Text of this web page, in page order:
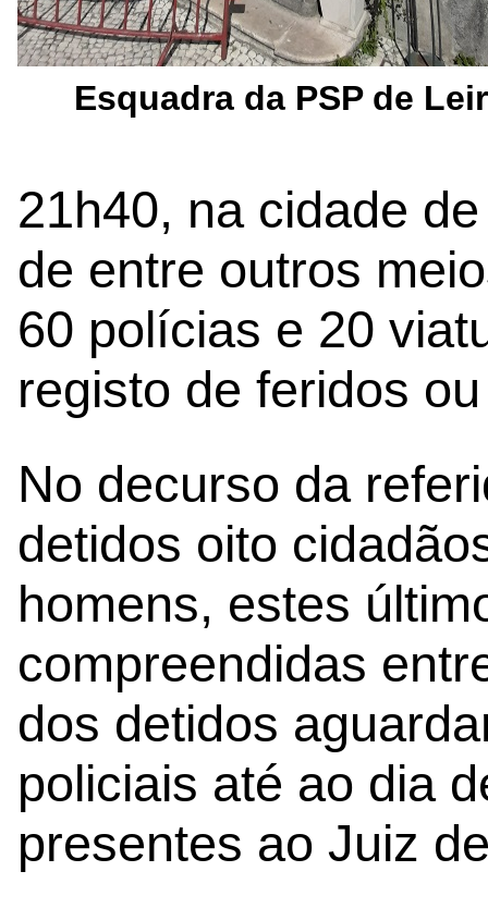
Esquadra da PSP de
21h40, na cidade
de entre outros
60 polícias e 20
registo de feridos
No decurso da
detidos oito
homens, estes
compreendidas
dos detidos
policiais até ao dia
presentes ao Juiz